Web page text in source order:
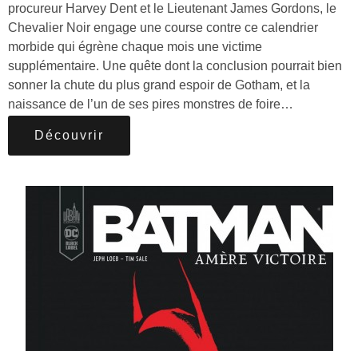
procureur Harvey Dent et le Lieutenant James Gordons, le
Chevalier Noir engage une course contre ce calendrier
morbide qui égrène chaque mois une victime
supplémentaire. Une quête dont la conclusion pourrait bien
sonner la chute du plus grand espoir de Gotham, et la
naissance de l’un de ses pires monstres de foire…
Découvrir